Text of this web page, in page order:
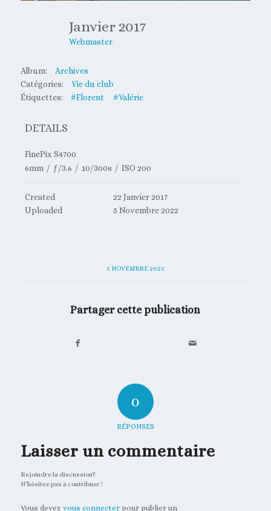
Janvier 2017
Webmaster
Album:
Archives
Catégories:
Vie du club
Étiquettes:
#Florent #Valérie
DETAILS
FinePix S4700
6mm / ƒ/3.6 / 10/300s / ISO 200
Created
22 Janvier 2017
Uploaded
5 Novembre 2022
5 NOVEMBRE 2022
Partager cette publication
0
RÉPONSES
Laisser un commentaire
Rejoindre la discussion?
N’hésitez pas à contribuer !
Vous devez vous connecterpour publier un